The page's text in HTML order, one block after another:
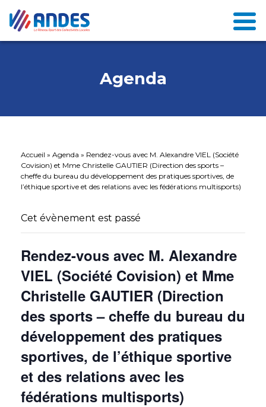
Agenda
Accueil » Agenda » Rendez-vous avec M. Alexandre VIEL (Société
Covision) et Mme Christelle GAUTIER (Direction des sports –
cheffe du bureau du développement des pratiques sportives, de
l’éthique sportive et des relations avec les fédérations multisports)
Cet évènement est passé
Rendez-vous avec M. Alexandre
VIEL (Société Covision) et Mme
Christelle GAUTIER (Direction
des sports – cheffe du bureau du
développement des pratiques
sportives, de l’éthique sportive
et des relations avec les
fédérations multisports)